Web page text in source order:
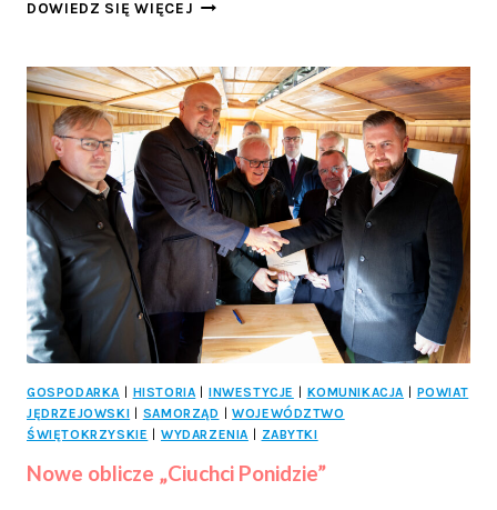
DOWIEDZ SIĘ WIĘCEJ
WYSTAWIE
,,WIERNA
2024”
ZAPREZENTOWALI
SWOJĄ
TWÓRCZOŚĆ
GOSPODARKA | HISTORIA | INWESTYCJE | KOMUNIKACJA | POWIAT
JĘDRZEJOWSKI | SAMORZĄD | WOJEWÓDZTWO
ŚWIĘTOKRZYSKIE | WYDARZENIA | ZABYTKI
Nowe oblicze „Ciuchci Ponidzie”